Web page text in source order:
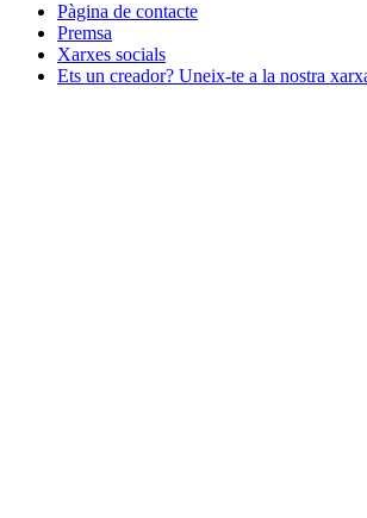
Pàgina de contacte
Premsa
Xarxes socials
Ets un creador? Uneix-te a la nostra